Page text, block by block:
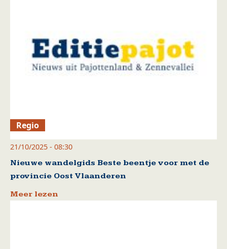
Regio
21/10/2025 - 08:30
Nieuwe wandelgids Beste beentje voor met de
provincie Oost Vlaanderen
Meer lezen